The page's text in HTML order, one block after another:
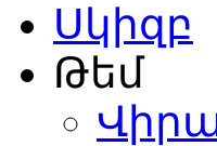
Սկիզբ
Թեմ